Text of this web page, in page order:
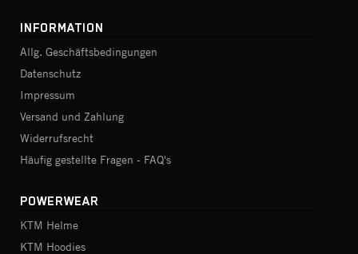
INFORMATION
Allg. Geschäftsbedingungen
Datenschutz
Impressum
Versand und Zahlung
Widerrufsrecht
Häufig gestellte Fragen - FAQ's
POWERWEAR
KTM Helme
KTM Hoodies